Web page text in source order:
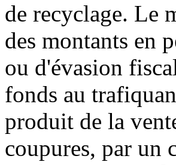
de recyclage. Le
des montants en
ou d'évasion
fonds au
produit de la
coupures, par un